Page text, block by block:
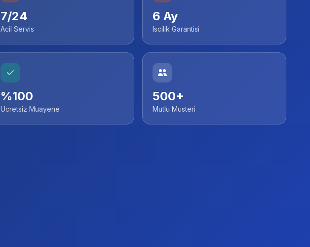
7/24
Acil Servis
6 Ay
Iscilik Garantisi
%100
Ucretsiz Muayene
500+
Mutlu Musteri